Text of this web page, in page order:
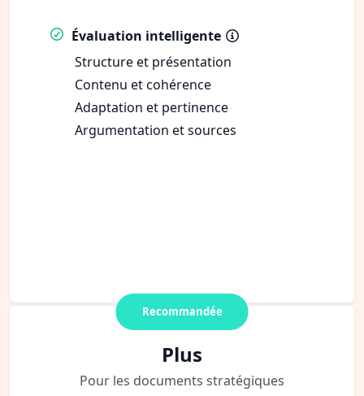
Évaluation intelligente
Structure et présentation
Contenu et cohérence
Adaptation et pertinence
Argumentation et sources
Recommandée
Plus
Pour les documents stratégiques